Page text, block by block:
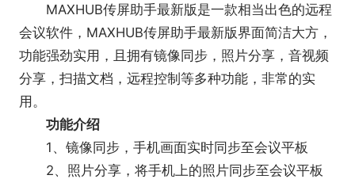
MAXHUB传屏助手最新版是一款相当出色的远程
会议软件，MAXHUB传屏助手最新版界面简洁大方，
功能强劲实用，且拥有镜像同步，照片分享，音视频
分享，扫描文档，远程控制等多种功能，非常的实
用。
功能介绍
1、镜像同步，手机画面实时同步至会议平板
2、照片分享，将手机上的照片同步至会议平板